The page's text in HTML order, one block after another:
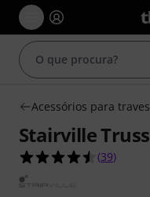
Acessórios para
Stairville
4.5 de 5
(39)